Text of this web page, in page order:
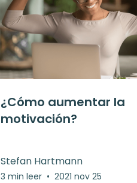
¿Cómo aumentar la
motivación?
Stefan Hartmann
3 min leer • 2021 nov 25